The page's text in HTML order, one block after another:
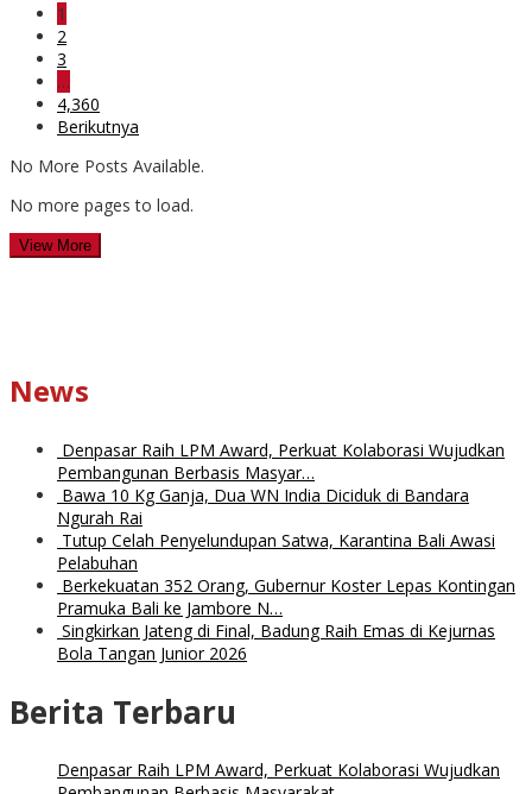
1
2
3
…
4,360
Berikutnya
No More Posts Available.
No more pages to load.
View More
News
Denpasar Raih LPM Award, Perkuat Kolaborasi Wujudkan
Pembangunan Berbasis Masyar…
Bawa 10 Kg Ganja, Dua WN India Diciduk di Bandara
Ngurah Rai
Tutup Celah Penyelundupan Satwa, Karantina Bali Awasi
Pelabuhan
Berkekuatan 352 Orang, Gubernur Koster Lepas Kontingan
Pramuka Bali ke Jambore N…
Singkirkan Jateng di Final, Badung Raih Emas di Kejurnas
Bola Tangan Junior 2026
Berita Terbaru
Denpasar Raih LPM Award, Perkuat Kolaborasi Wujudkan